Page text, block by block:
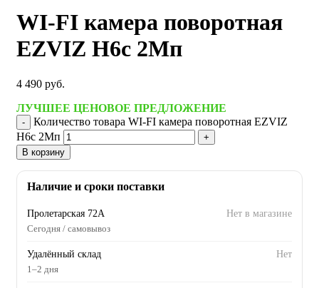
WI-FI камера поворотная
EZVIZ H6c 2Мп
4 490 руб.
ЛУЧШЕЕ ЦЕНОВОЕ ПРЕДЛОЖЕНИЕ
Количество товара WI-FI камера поворотная EZVIZ
H6c 2Мп
В корзину
Наличие и сроки поставки
Пролетарская 72А
Нет в магазине
Сегодня / самовывоз
Удалённый склад
Нет
1–2 дня